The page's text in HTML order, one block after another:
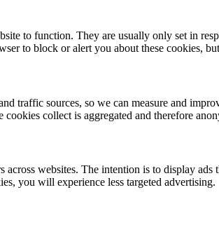
to function. They are usually only set in
to block or alert you about these cookies,
traffic sources, so we can measure and
cookies collect is aggregated and therefore
across websites. The intention is to display
you will experience less targeted advertising.